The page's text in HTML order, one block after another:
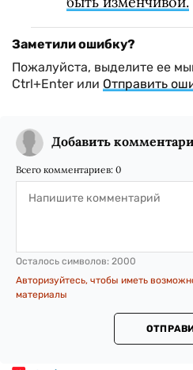
Заметили ошибку?
Пожалуйста, выделите ее
Ctrl+Enter или Отправить
Добавить
Всего комментариев: 0
Осталось символов: 2000
Авторизуйтесь, чтобы иметь
материалы